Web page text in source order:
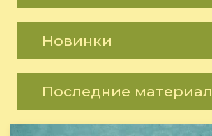
Новинки
Последние